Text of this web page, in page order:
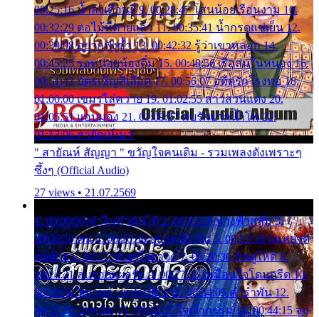
00:25:16 น้ำลงเดือนยี่ 9. 00:28:47 โสนน้อยเรือนงาม 10.
00:32:29 ตอไม้ที่ตายแล้ว 11. 00:35:41 น้ำกรดแช่เย็น 12.
00:39:08 อยากฟังซ้ำ 13. 00:42:32 รู้ว่าเขาหลอก 14.
00:45:25 รอหน่อยน้องติ๋ม 15. 00:48:56 เรือล่มในหนอง 16.
00:51:43 บัตรเชิญสีเลือด 17. 00:56:07 อดีตรักโรงทอ 18.
01:00:00 เขมรไล่ควาย 19. 01:02:55 สาวสวนแตง 20.
01:05:51 แอบมอง 21. 01:09:27 พบรักปากน้ำโพ 22.
01:13:06 สายัณห์เมา
" สายัณห์ สัญญา " ขวัญใจคนเดิม - รวมเพลงดังเพราะๆ
ซึ้งๆ (Official Audio)
27 views • 21.07.2569
1. 00:00:00 ทำไมทำฉันได้ 2. 00:03:20 นางฟ้าสลัม 3.
00:06:50 คน 4. 00:10:36 บุญเหลือเกิน 5. 00:13:58 ฝนหยาด
สุดท้าย 6. 00:17:30 ยาใจยาจก 7. 00:20:30 คิดดูให้ดี 8.
00:24:21 ลบรอยแผลรัก 9. 00:27:35 เหมือนใจโดนกรีด 10.
00:30:54 ขบวนการเปาเปียว 11. 00:34:05 คำรำพัน 12.
00:37:20 ปาหนัน 13. 00:40:37 ใจเจ้ากรรม 14. 00:44:15 จูบ